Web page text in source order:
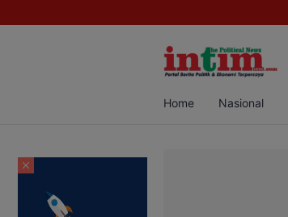
Sabu di Pangkalan Bun, Dua Pelaku Diamankan
Home Nasional